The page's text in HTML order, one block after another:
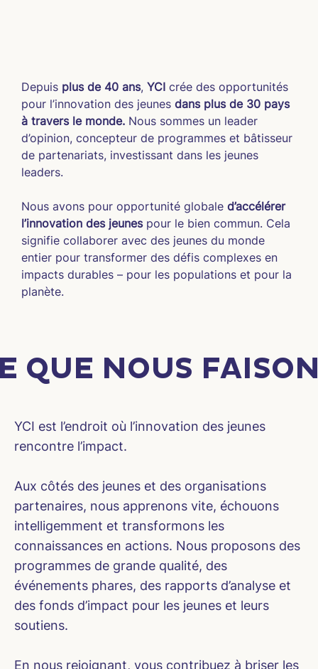
Depuis plus de 40 ans, YCI crée des opportunités
pour l’innovation des jeunes dans plus de 30 pays
à travers le monde. Nous sommes un leader
d’opinion, concepteur de programmes et bâtisseur
de partenariats, investissant dans les jeunes
leaders.
Nous avons pour opportunité globale d’accélérer
l’innovation des jeunes pour le bien commun. Cela
signifie collaborer avec des jeunes du monde
entier pour transformer des défis complexes en
impacts durables – pour les populations et pour la
planète.
QUE NOUS
YCI est l’endroit où l’innovation des jeunes
rencontre l’impact.
Aux côtés des jeunes et des organisations
partenaires, nous apprenons vite, échouons
intelligemment et transformons les
connaissances en actions. Nous proposons des
programmes de grande qualité, des
événements phares, des rapports d’analyse et
des fonds d’impact pour les jeunes et leurs
soutiens.
En nous rejoignant, vous contribuez à briser les